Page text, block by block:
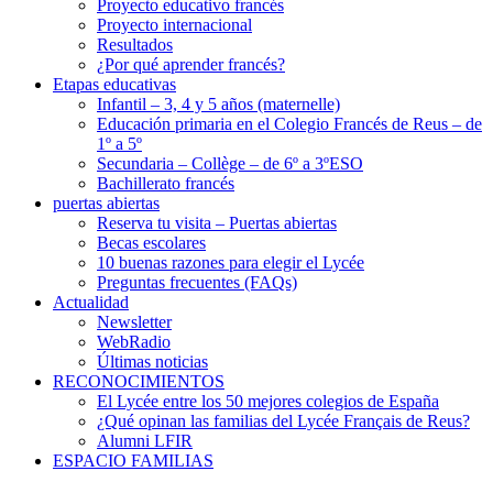
Proyecto educativo francés
Proyecto internacional
Resultados
¿Por qué aprender francés?
Etapas educativas
Infantil – 3, 4 y 5 años (maternelle)
Educación primaria en el Colegio Francés de Reus – de
1º a 5º
Secundaria – Collège – de 6º a 3ºESO
Bachillerato francés
puertas abiertas
Reserva tu visita – Puertas abiertas
Becas escolares
10 buenas razones para elegir el Lycée
Preguntas frecuentes (FAQs)
Actualidad
Newsletter
WebRadio
Últimas noticias
RECONOCIMIENTOS
El Lycée entre los 50 mejores colegios de España
¿Qué opinan las familias del Lycée Français de Reus?
Alumni LFIR
ESPACIO FAMILIAS